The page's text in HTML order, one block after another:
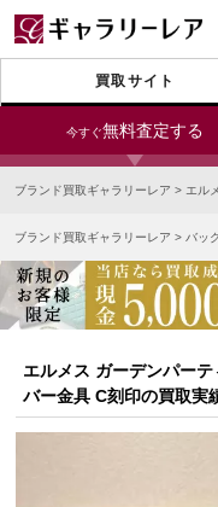
買取サイト
今すぐ無料査定する
24
銀座本店
小田急新宿店
なんば店 神
ブランド買取ギャラリーレア > エル
ブランド買取ギャラリーレア > バッ
エルメス ガーデンパー
バー金具 C刻印の買取実